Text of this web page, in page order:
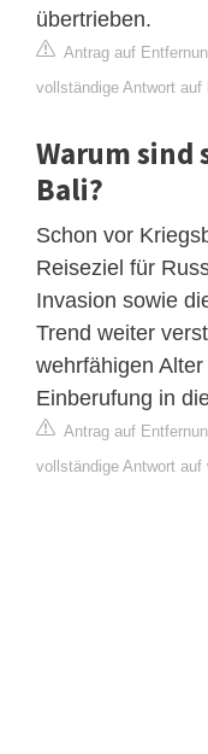
übertrieben.
Antrag auf
vollständige Antwort
Warum sind
Bali?
Schon vor
Reiseziel für
Invasion sowie
Trend weiter
wehrfähigen
Einberufung in
Antrag auf
vollständige Antwort auf